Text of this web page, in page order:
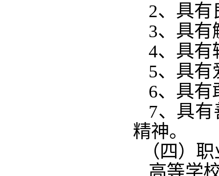
2、具有
3、具有
4、具有
5、具有
6、具有
7、具
精神。
（四）
高等学